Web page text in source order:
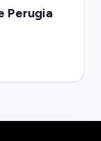
Perugia